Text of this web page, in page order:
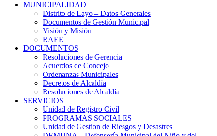
MUNICIPALIDAD
Distrito de Layo – Datos Generales
Documentos de Gestión Municipal
Visión y Misión
RAEE
DOCUMENTOS
Resoluciones de Gerencia
Acuerdos de Concejo
Ordenanzas Municipales
Decretos de Alcaldía
Resoluciones de Alcaldía
SERVICIOS
Unidad de Registro Civil
PROGRAMAS SOCIALES
Unidad de Gestion de Riesgos y Desastres